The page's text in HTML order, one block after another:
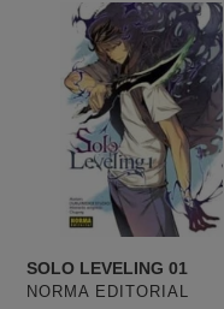
SOLO
LEVELING
SOLO LEVELING 01
PROVEEDOR
NORMA EDITORIAL